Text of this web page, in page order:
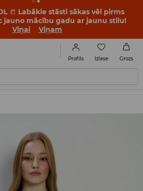
📒 Labākie stāsti sākas vēl pirms
jauno mācību gadu ar jaunu stilu!
Viņai
Viņam
Profils Izlase Grozs